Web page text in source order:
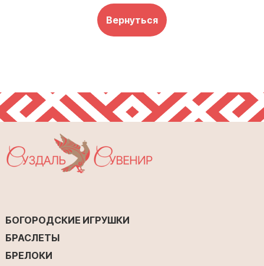
Вернуться
БОГОРОДСКИЕ ИГРУШКИ
БРАСЛЕТЫ
БРЕЛОКИ